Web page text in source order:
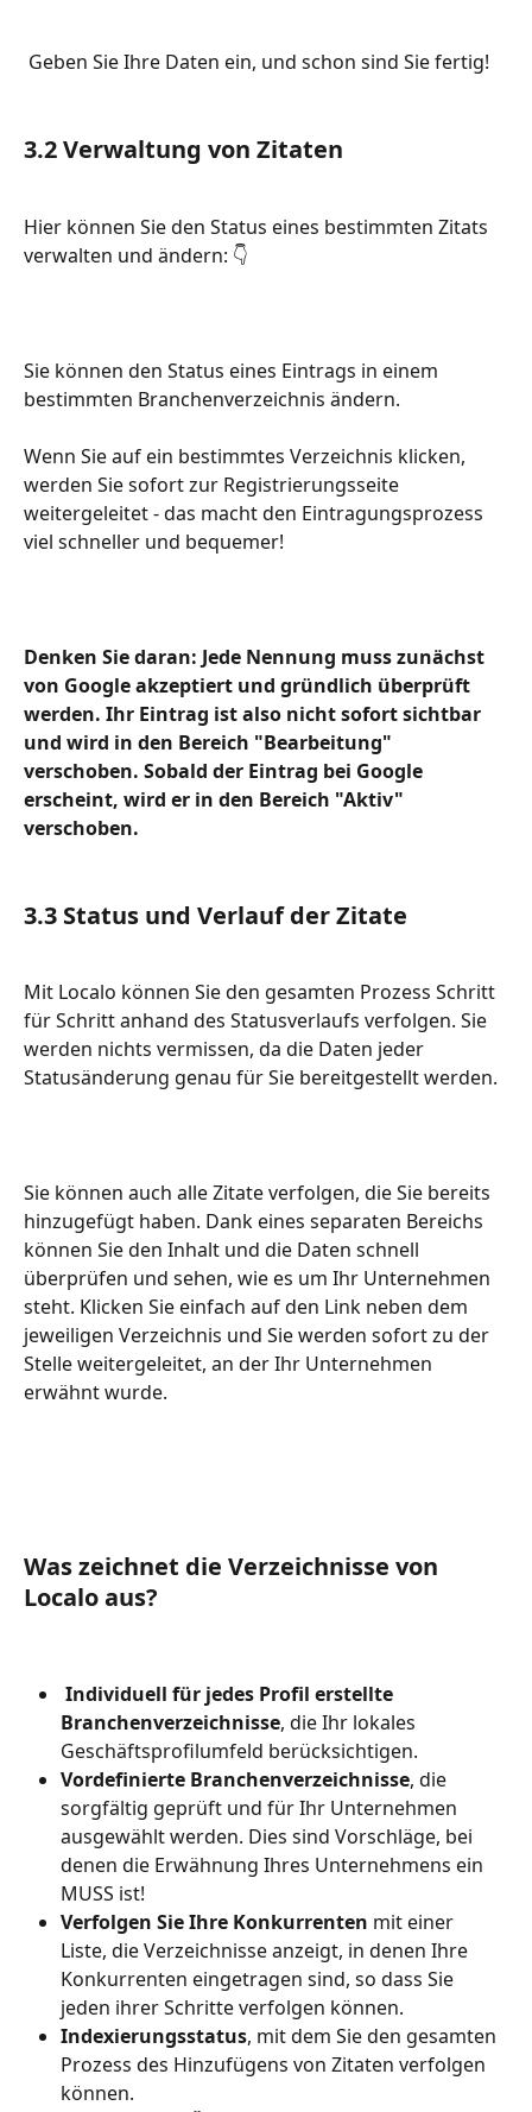
Geben Sie Ihre Daten ein, und schon sind Sie fertig!
3.2 Verwaltung von Zitaten
Hier können Sie den Status eines bestimmten Zitats
verwalten und ändern: 👇
Sie können den Status eines Eintrags in einem
bestimmten Branchenverzeichnis ändern.
Wenn Sie auf ein bestimmtes Verzeichnis klicken,
werden Sie sofort zur Registrierungsseite
weitergeleitet - das macht den Eintragungsprozess
viel schneller und bequemer!
Denken Sie daran: Jede Nennung muss zunächst
von Google akzeptiert und gründlich überprüft
werden. Ihr Eintrag ist also nicht sofort sichtbar
und wird in den Bereich "Bearbeitung"
verschoben. Sobald der Eintrag bei Google
erscheint, wird er in den Bereich "Aktiv"
verschoben.
3.3 Status und Verlauf der Zitate
Mit Localo können Sie den gesamten Prozess Schritt
für Schritt anhand des Statusverlaufs verfolgen. Sie
werden nichts vermissen, da die Daten jeder
Statusänderung genau für Sie bereitgestellt werden.
Sie können auch alle Zitate verfolgen, die Sie bereits
hinzugefügt haben. Dank eines separaten Bereichs
können Sie den Inhalt und die Daten schnell
überprüfen und sehen, wie es um Ihr Unternehmen
steht. Klicken Sie einfach auf den Link neben dem
jeweiligen Verzeichnis und Sie werden sofort zu der
Stelle weitergeleitet, an der Ihr Unternehmen
erwähnt wurde.
Was zeichnet die Verzeichnisse von
Localo aus?
Branchenverzeichnisse, die Ihr lokales
Geschäftsprofilumfeld berücksichtigen.
Vordefinierte Branchenverzeichnisse, die
sorgfältig geprüft und für Ihr Unternehmen
ausgewählt werden. Dies sind Vorschläge, bei
denen die Erwähnung Ihres Unternehmens ein
MUSS ist!
Verfolgen Sie Ihre Konkurrenten mit einer
Liste, die Verzeichnisse anzeigt, in denen Ihre
Konkurrenten eingetragen sind, so dass Sie
jeden ihrer Schritte verfolgen können.
Indexierungsstatus, mit dem Sie den gesamten
Prozess des Hinzufügens von Zitaten verfolgen
können.